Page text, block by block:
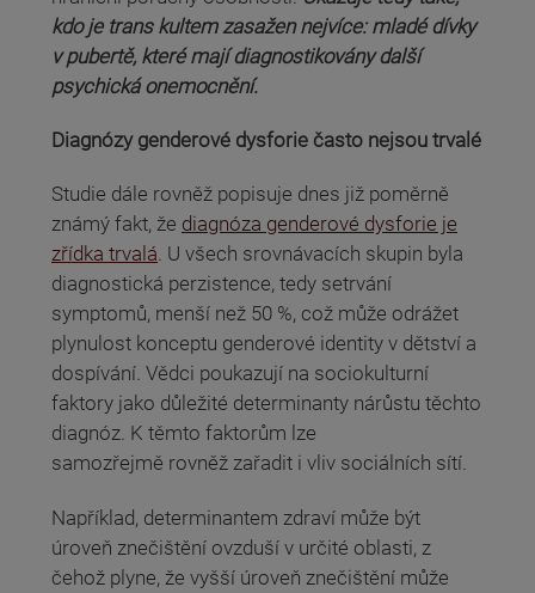
kdo je trans kultem zasažen nejvíce: mladé dívky
v pubertě, které mají diagnostikovány další
psychická onemocnění.
Diagnózy genderové dysforie často nejsou trvalé
Studie dále rovněž popisuje dnes již poměrně
známý fakt, že diagnóza genderové dysforie je
zřídka trvalá. U všech srovnávacích skupin byla
diagnostická perzistence, tedy setrvání
symptomů, menší než 50 %, což může odrážet
plynulost konceptu genderové identity v dětství a
dospívání. Vědci poukazují na sociokulturní
faktory jako důležité determinanty nárůstu těchto
diagnóz. K těmto faktorům lze
samozřejmě rovněž zařadit i vliv sociálních sítí.
Například, determinantem zdraví může být
úroveň znečištění ovzduší v určité oblasti, z
čehož plyne, že vyšší úroveň znečištění může